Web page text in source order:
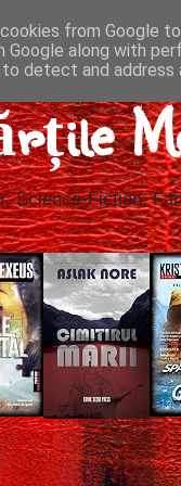
Science-Fiction,
from Google
Google along with
detect and address